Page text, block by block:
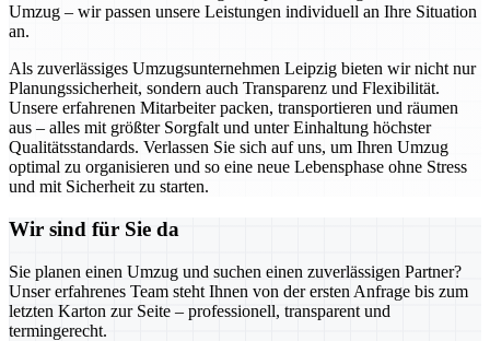
Umzug – wir passen unsere Leistungen individuell an Ihre Situation
an.
Als zuverlässiges Umzugsunternehmen Leipzig bieten wir nicht nur
Planungssicherheit, sondern auch Transparenz und Flexibilität.
Unsere erfahrenen Mitarbeiter packen, transportieren und räumen
aus – alles mit größter Sorgfalt und unter Einhaltung höchster
Qualitätsstandards. Verlassen Sie sich auf uns, um Ihren Umzug
optimal zu organisieren und so eine neue Lebensphase ohne Stress
und mit Sicherheit zu starten.
Wir sind für Sie da
Sie planen einen Umzug und suchen einen zuverlässigen Partner?
Unser erfahrenes Team steht Ihnen von der ersten Anfrage bis zum
letzten Karton zur Seite – professionell, transparent und
termingerecht.